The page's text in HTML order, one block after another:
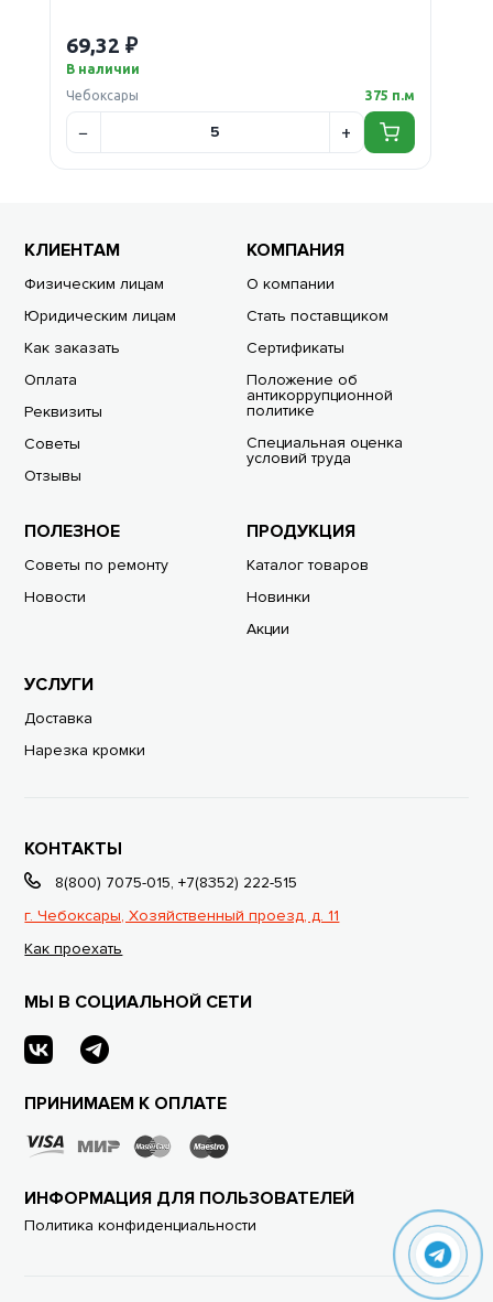
69,32 ₽
В наличии
Чебоксары
375 п.м
КЛИЕНТАМ
Физическим лицам
Юридическим лицам
Как заказать
Оплата
Реквизиты
Советы
Отзывы
КОМПАНИЯ
О компании
Стать поставщиком
Сертификаты
Положение об
антикоррупционной
политике
Специальная оценка
условий труда
ПОЛЕЗНОЕ
Советы по ремонту
Новости
ПРОДУКЦИЯ
Каталог товаров
Новинки
Акции
УСЛУГИ
Доставка
Нарезка кромки
КОНТАКТЫ
8(800) 7075-015,+7(8352) 222-515
г. Чебоксары, Хозяйственный проезд, д. 11
Как проехать
МЫ В СОЦИАЛЬНОЙ СЕТИ
ПРИНИМАЕМ К ОПЛАТЕ
ИНФОРМАЦИЯ ДЛЯ ПОЛЬЗОВАТЕЛЕЙ
Политика конфиденциальности